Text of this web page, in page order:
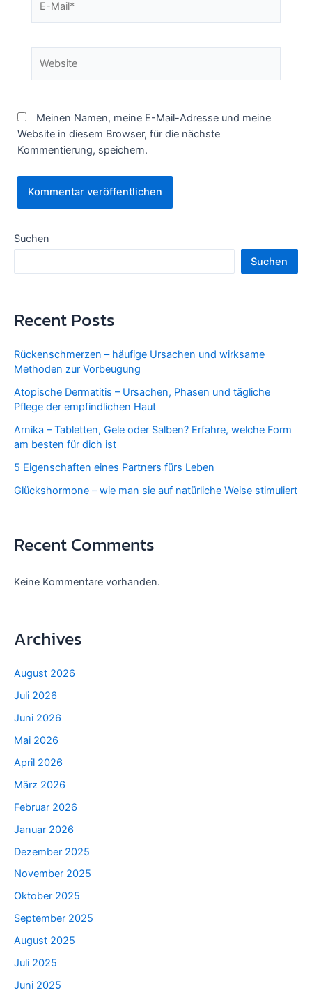
Mail*
Meinen Namen, meine E-Mail-Adresse und meine
Website in diesem Browser, für die nächste
Kommentierung, speichern.
Suchen
Suchen
Recent Posts
Rückenschmerzen – häufige Ursachen und wirksame
Methoden zur Vorbeugung
Atopische Dermatitis – Ursachen, Phasen und tägliche
Pflege der empfindlichen Haut
Arnika – Tabletten, Gele oder Salben? Erfahre, welche Form
am besten für dich ist
5 Eigenschaften eines Partners fürs Leben
Glückshormone – wie man sie auf natürliche Weise stimuliert
Recent Comments
Keine Kommentare vorhanden.
Archives
August 2026
Juli 2026
Juni 2026
Mai 2026
April 2026
März 2026
Februar 2026
Januar 2026
Dezember 2025
November 2025
Oktober 2025
September 2025
August 2025
Juli 2025
Juni 2025